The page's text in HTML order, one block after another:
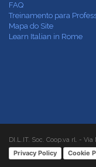
FAQ
Treinamento para
Mapa do Site
Learn Italian in Rome
DI.L.IT. Soc. Coop.va rl. - Via
Privacy Policy Cookie